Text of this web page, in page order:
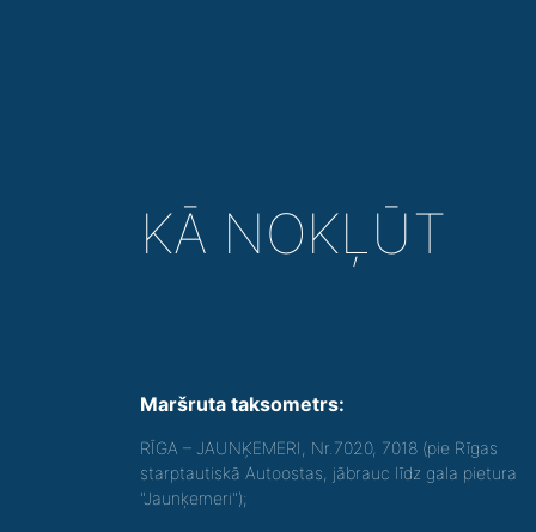
KĀ NOKĻŪT
Maršruta taksometrs:
RĪGA – JAUNĶEMERI, Nr.7020, 7018 (pie Rīgas
starptautiskā Autoostas, jābrauc līdz gala pietura
"Jaunķemeri");